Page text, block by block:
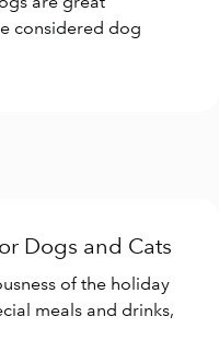
considered dog
Dogs and Cats
of the holiday
meals and drinks,